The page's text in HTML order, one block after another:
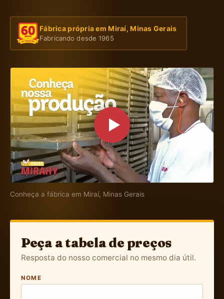
Fábrica própria em Miraí, Minas Gerais
Fabricando desde 1965
Conheça a fábrica em Miraí, Minas Gerais
Peça a tabela de preços
Resposta do nosso comercial no mesmo dia útil.
NOME